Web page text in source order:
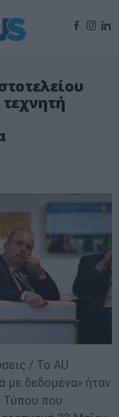
/ Το AU
με δεδομένα» ήταν
Τύπου που